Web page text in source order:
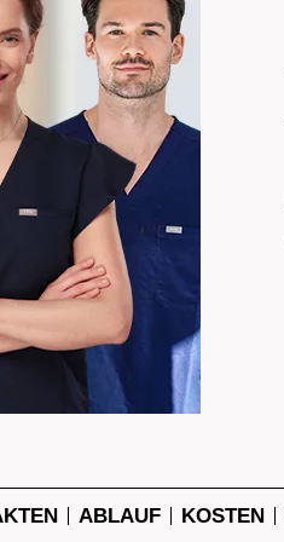
ABLAUF KOSTEN